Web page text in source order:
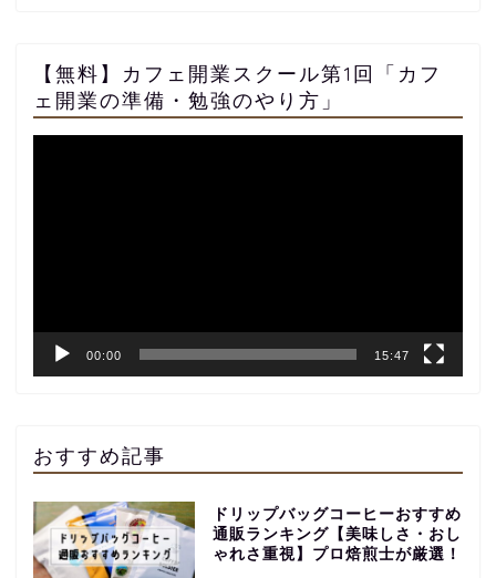
【無料】カフェ開業スクール第1回「カフ
ェ開業の準備・勉強のやり方」
00:00 15:47
おすすめ記事
ドリップバッグコーヒーおすすめ
通販ランキング【美味しさ・おし
ゃれさ重視】プロ焙煎士が厳選！